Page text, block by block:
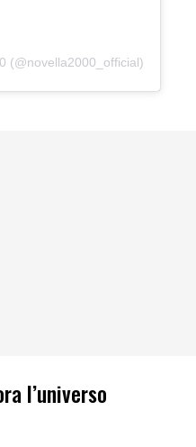
(@novella2000_official)
l’universo